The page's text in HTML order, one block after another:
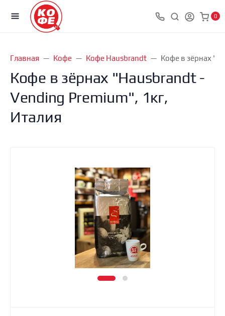
0
Главная Кофе Кофе Hausbrandt Кофе в зёрнах
Кофе в зёрнах "Hausbrandt -
Vending Premium", 1кг,
Италия